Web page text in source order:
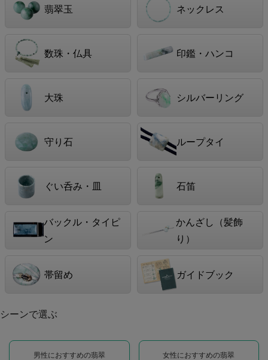
翡翠玉 ネックレス
数珠・仏具 印鑑・ハンコ
大珠 シルバーリング
守り石 ループタイ
ぐい呑み・皿 石笛
バックル・タイピ
ン
かんざし（髪飾
り）
帯留め ガイドブック
シーンで選ぶ
男性におすすめの翡翠 女性におすすめの翡翠